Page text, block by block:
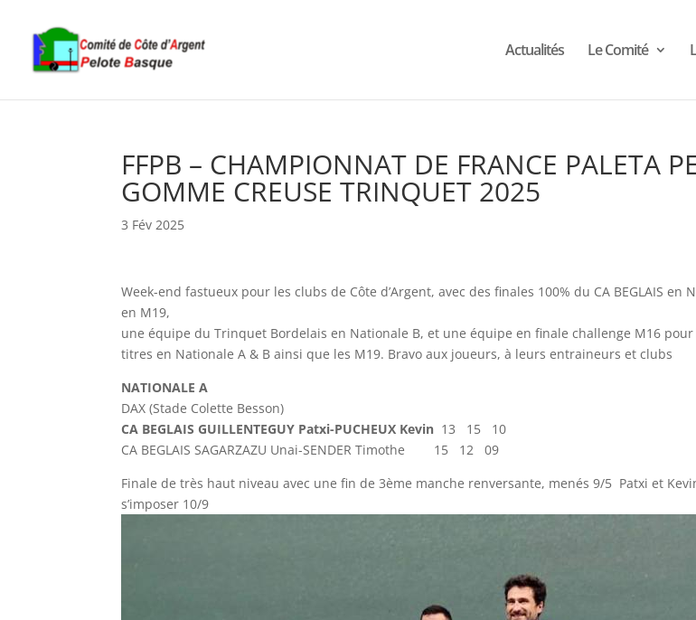
Actualités Le Comité
FFPB – CHAMPIONNAT DE FRANCE PALETA
GOMME CREUSE TRINQUET 2025
3 Fév 2025
Week-end fastueux pour les clubs de Côte d’Argent, avec des finales 100% du CA BEGLAIS en
en M19,
une équipe du Trinquet Bordelais en Nationale B, et une équipe en finale challenge M16
titres en Nationale A & B ainsi que les M19. Bravo aux joueurs, à leurs entraineurs et clubs
NATIONALE A
DAX (Stade Colette Besson)
CA BEGLAIS GUILLENTEGUY Patxi-PUCHEUX Kevin 13 15 10
CA BEGLAIS SAGARZAZU Unai-SENDER Timothe 15 12 09
Finale de très haut niveau avec une fin de 3ème manche renversante, menés 9/5 Patxi et
s’imposer 10/9